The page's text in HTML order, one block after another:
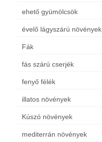
ehető gyümölcsök
évelő lágyszárú növények
Fák
fás szárú cserjék
fenyő félék
illatos növények
Kúszó növények
mediterrán növények